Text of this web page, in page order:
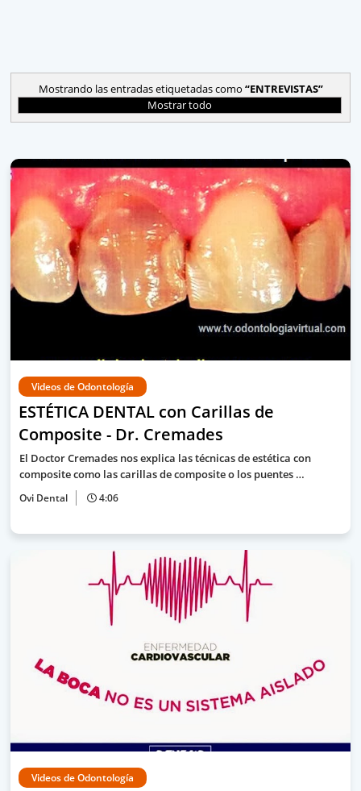
Mostrando las entradas etiquetadas como ENTREVISTAS
Mostrar todo
Videos de Odontología
ESTÉTICA DENTAL con Carillas de
Composite - Dr. Cremades
El Doctor Cremades nos explica las técnicas de estética con
composite como las carillas de composite o los puentes …
Ovi Dental 4:06
Videos de Odontología